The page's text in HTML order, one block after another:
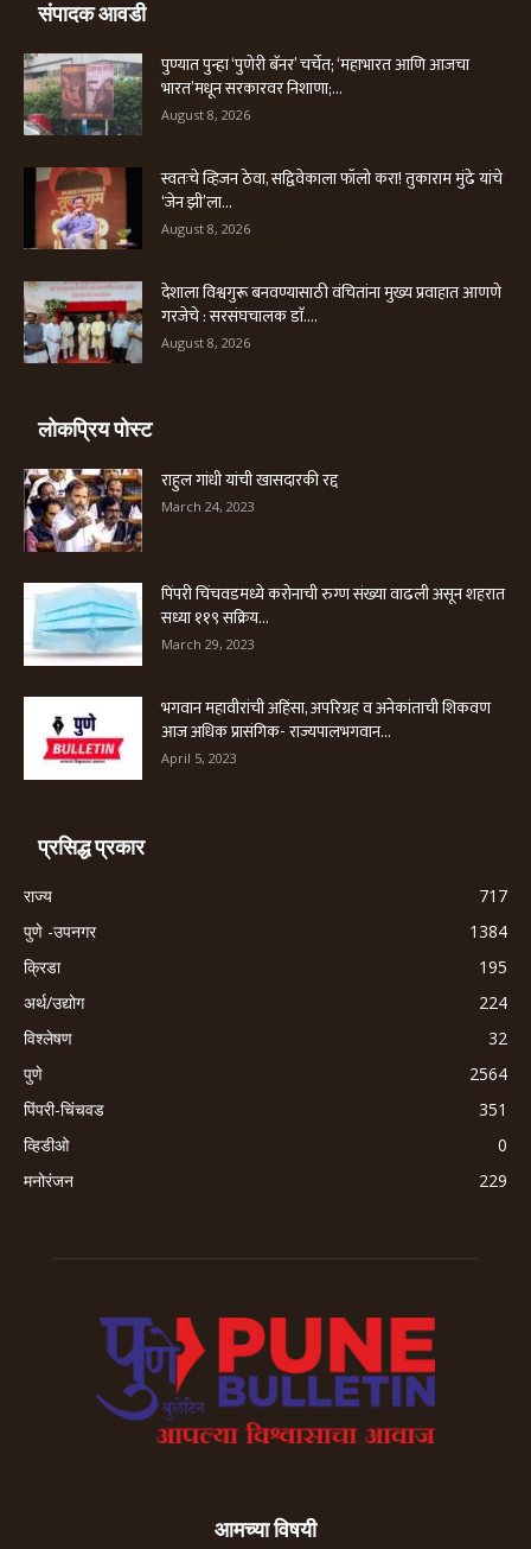
संपादक आवडी
पुण्यात पुन्हा ‘पुणेरी बॅनर’ चर्चेत; ‘महाभारत आणि आजचा
भारत’मधून सरकारवर निशाणा;...
August 8, 2026
स्वतःचे व्हिजन ठेवा, सद्विवेकाला फॉलो करा! तुकाराम मुंढे यांचे
‘जेन झी’ला...
August 8, 2026
देशाला विश्वगुरू बनवण्यासाठी वंचितांना मुख्य प्रवाहात आणणे
गरजेचे : सरसंघचालक डाॅ....
August 8, 2026
लोकप्रिय पोस्ट
राहुल गांधी यांची खासदारकी रद्द
March 24, 2023
पिंपरी चिंचवडमध्ये करोनाची रुग्ण संख्या वाढली असून शहरात
सध्या ११९ सक्रिय...
March 29, 2023
भगवान महावीरांची अहिंसा, अपरिग्रह व अनेकांताची शिकवण
आज अधिक प्रासंगिक- राज्यपालभगवान...
April 5, 2023
प्रसिद्ध प्रकार
राज्य
717
पुणे -उपनगर
1384
क्रिडा
195
अर्थ/उद्योग
224
विश्लेषण
32
पुणे
2564
पिंपरी-चिंचवड
351
व्हिडीओ
0
मनोरंजन
229
आमच्या विषयी